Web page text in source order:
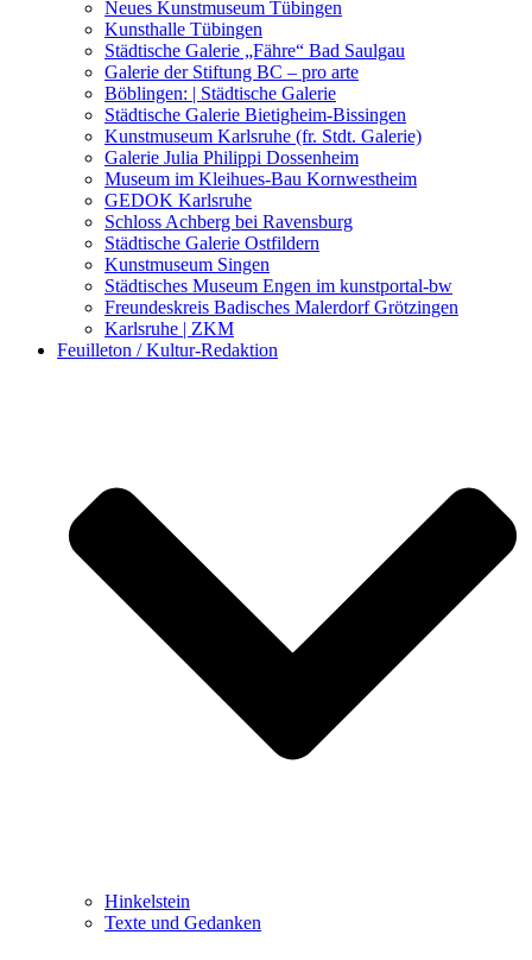
Kunstwettbewerbe, Ausschreibungen für Künstler
Neues Kunstmuseum Tübingen
Kunsthalle Tübingen
Städtische Galerie „Fähre“ Bad Saulgau
Galerie der Stiftung BC – pro arte
Böblingen: | Städtische Galerie
Städtische Galerie Bietigheim-Bissingen
Kunstmuseum Karlsruhe (fr. Stdt. Galerie)
Galerie Julia Philippi Dossenheim
Museum im Kleihues-Bau Kornwestheim
GEDOK Karlsruhe
Schloss Achberg bei Ravensburg
Städtische Galerie Ostfildern
Kunstmuseum Singen
Städtisches Museum Engen im kunstportal-bw
Freundeskreis Badisches Malerdorf Grötzingen
Karlsruhe | ZKM
Feuilleton / Kultur-Redaktion
Hinkelstein
Texte und Gedanken